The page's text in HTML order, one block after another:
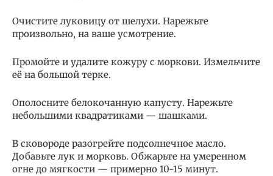
Очистите луковицу от шелухи. Нарежьте
произвольно, на ваше усмотрение.
Промойте и удалите кожуру с моркови. Измельчите
её на большой терке.
Ополосните белокочанную капусту. Нарежьте
небольшими квадратиками — шашками.
В сковороде разогрейте подсолнечное масло.
Добавьте лук и морковь. Обжарьте на умеренном
огне до мягкости — примерно 10-15 минут.